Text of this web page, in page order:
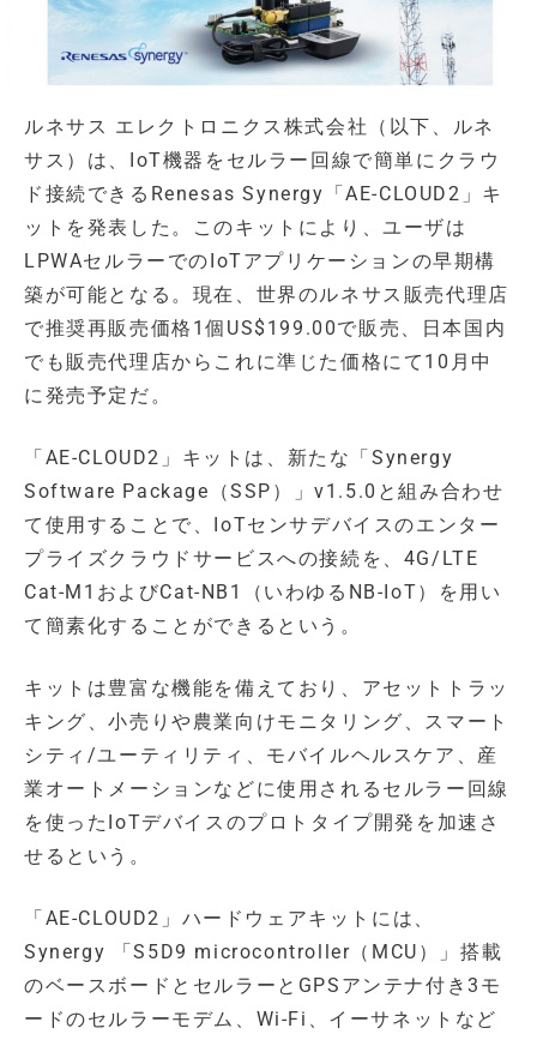
ルネサス エレクトロニクス株式会社（以下、ルネ
サス）は、IoT機器をセルラー回線で簡単にクラウ
ド接続できるRenesas Synergy「AE-CLOUD2」キ
ットを発表した。このキットにより、ユーザは
LPWAセルラーでのIoTアプリケーションの早期構
築が可能となる。現在、世界のルネサス販売代理店
で推奨再販売価格1個US$199.00で販売、日本国内
でも販売代理店からこれに準じた価格にて10月中
に発売予定だ。
「AE-CLOUD2」キットは、新たな「Synergy
Software Package（SSP）」v1.5.0と組み合わせ
て使用することで、IoTセンサデバイスのエンター
プライズクラウドサービスへの接続を、4G/LTE
Cat-M1およびCat-NB1（いわゆるNB-IoT）を用い
て簡素化することができるという。
キットは豊富な機能を備えており、アセットトラッ
キング、小売りや農業向けモニタリング、スマート
シティ/ユーティリティ、モバイルヘルスケア、産
業オートメーションなどに使用されるセルラー回線
を使ったIoTデバイスのプロトタイプ開発を加速さ
せるという。
「AE-CLOUD2」ハードウェアキットには、
Synergy 「S5D9 microcontroller（MCU）」搭載
のベースボードとセルラーとGPSアンテナ付き3モ
ードのセルラーモデム、Wi-Fi、イーサネットなど